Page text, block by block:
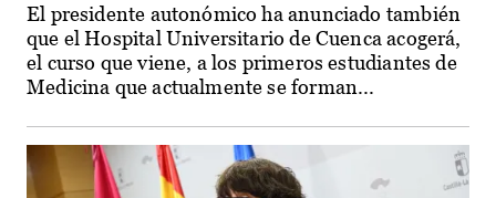
El presidente autonómico ha anunciado también
que el Hospital Universitario de Cuenca acogerá,
el curso que viene, a los primeros estudiantes de
Medicina que actualmente se forman...